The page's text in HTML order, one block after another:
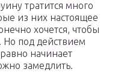
тратится много
из них настоящее
хочется, чтобы
под действием
начинает
замедлить.